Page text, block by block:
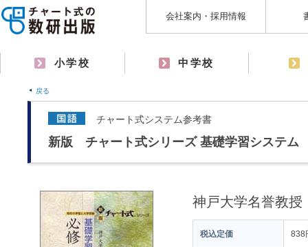
会社案内・採用情報
小学校 中学校
戻る
チャート式システム参考書
新版 チャート式シリーズ 基礎学習システ
神戸大学名誉教
税込定価 838